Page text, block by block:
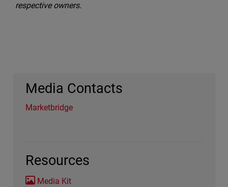
respective owners.
Media Contacts
Marketbridge
Resources
Media Kit